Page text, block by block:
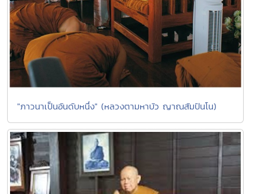
"ภาวนาเป็นอันดับหนึ่ง" (หลวงตามหาบัว ญาณสัมปันโน)